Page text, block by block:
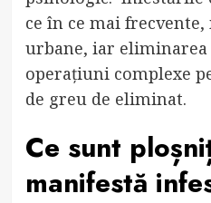
ce în ce mai
urbane, iar eliminarea
operațiuni complexe
de greu de eliminat.
Ce sunt
manifestă